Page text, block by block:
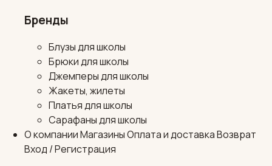
Бренды
Блузы для школы
Брюки для школы
Джемперы для школы
Жакеты, жилеты
Платья для школы
Сарафаны для школы
О компанииМагазиныОплата и доставкаВозврат
Вход / Регистрация